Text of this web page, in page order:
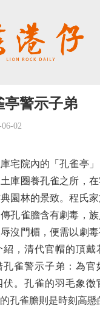
亭警示子弟
06-02
院內的「孔雀亭」
庫圈養孔雀之所，
園林的景致。程氏
孔雀膽含有劇毒，
沒門楣，便需以劇
紹，清代官帽的頂戴
孔雀警示子弟：為官
伏。孔雀的羽毛象徵
孔雀膽則是時刻高懸